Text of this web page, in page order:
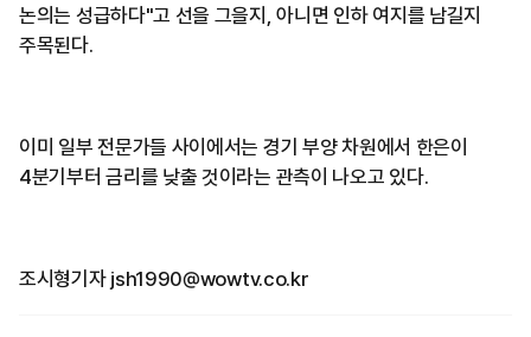
논의는 성급하다"고 선을 그을지, 아니면 인하 여지를 남길지
주목된다.
이미 일부 전문가들 사이에서는 경기 부양 차원에서 한은이
4분기부터 금리를 낮출 것이라는 관측이 나오고 있다.
조시형기자 jsh1990@wowtv.co.kr